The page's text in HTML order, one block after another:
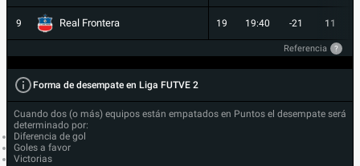
9 Real Frontera 19 19:40 -21 11
Referencia ?
Forma de desempate en Liga FUTVE 2
Cuando dos (o más) equipos están empatados en Puntos el desempate será
determinado por:
Diferencia de gol
Goles a favor
Victorias